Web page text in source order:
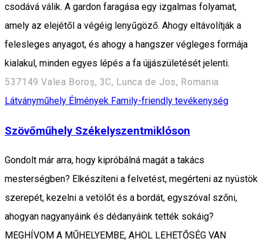
csodává válik. A gardon faragása egy izgalmas folyamat,
amely az elejétől a végéig lenyűgöző. Ahogy eltávolítják a
felesleges anyagot, és ahogy a hangszer végleges formája
kialakul, minden egyes lépés a fa újjászületését jelenti.
537149 Valea Boroș, 3C, Lunca de Jos, Romania
Látványműhely Élmények Family-friendly tevékenység
Szövőműhely Székelyszentmiklóson
Gondolt már arra, hogy kipróbálná magát a takács
mesterségben? Elkészíteni a felvetést, megérteni az nyüstök
szerepét, kezelni a vetölőt és a bordát, egyszóval szőni,
ahogyan nagyanyáink és dédanyáink tették sokáig?
MEGHÍVOM A MŰHELYEMBE, AHOL LEHETŐSÉG VAN